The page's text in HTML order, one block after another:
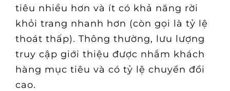
tiêu nhiều hơn và ít có khả năng rời
khỏi trang nhanh hơn (còn gọi là tỷ lệ
thoát thấp). Thông thường, lưu lượng
truy cập giới thiệu được nhắm khách
hàng mục tiêu và có tỷ lệ chuyển đổi
cao.